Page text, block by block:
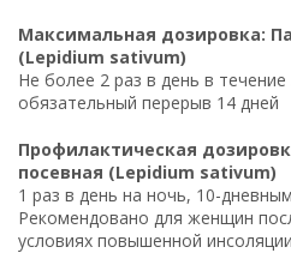
Максимальная дозировка:
(Lepidium sativum)
Не более 2 раз в день в
обязательный перерыв 14 дней
Профилактическая
посевная (Lepidium sativum)
1 раз в день на ночь, 10-
Рекомендовано для женщин
условиях повышенной